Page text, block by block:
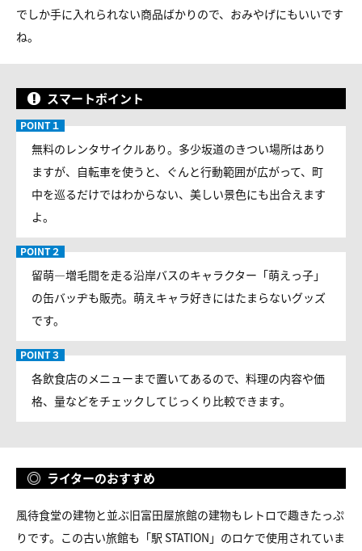
でしか手に入れられない商品ばかりので、おみやげにもいいです
ね。
スマートポイント
無料のレンタサイクルあり。多少坂道のきつい場所はあり
ますが、自転車を使うと、ぐんと行動範囲が広がって、町
中を巡るだけではわからない、美しい景色にも出合えます
よ。
留萌―増毛間を走る沿岸バスのキャラクター「萌えっ子」
の缶バッヂも販売。萌えキャラ好きにはたまらないグッズ
です。
各飲食店のメニューまで置いてあるので、料理の内容や価
格、量などをチェックしてじっくり比較できます。
ライターのおすすめ
風待食堂の建物と並ぶ旧富田屋旅館の建物もレトロで趣きたっぷ
りです。この古い旅館も「駅 STATION」のロケで使用されていま